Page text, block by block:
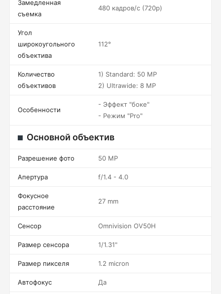
Замедленная
съемка
480 кадров/c (720p)
Угол
широкоугольного
объектива
112°
Количество
объективов
1) Standard: 50 MP
2) Ultrawide: 8 MP
Особенности
- Эффект "боке"
- Режим "Pro"
Основной объектив
Разрешение фото 50 MP
Апертура f/1.4 - 4.0
Фокусное
расстояние
27 mm
Сенсор Omnivision OV50H
Размер сенсора 1/1.31"
Размер пикселя 1.2 micron
Автофокус Да